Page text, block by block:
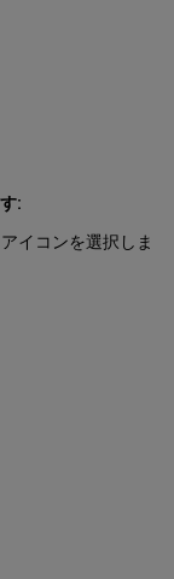
:
イコンを選択しま